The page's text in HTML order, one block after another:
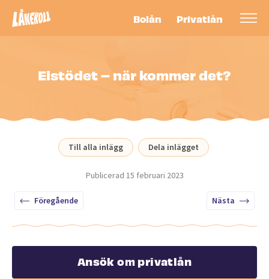
Bolån Privatlån
Elstödet – när kommer det?
Till alla inlägg Dela inlägget
Publicerad 15 februari 2023
Föregående Nästa
Ansök om privatlån